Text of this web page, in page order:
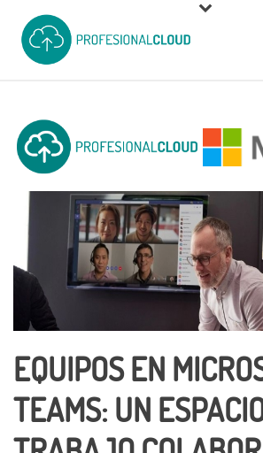
EQUIPOS EN
TEAMS: UN